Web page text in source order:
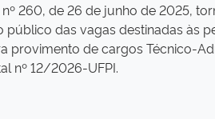
260, de 26 de junho de 2025,
público das vagas destinadas às
provimento de cargos Técnico-
nº 12/2026-UFPI.